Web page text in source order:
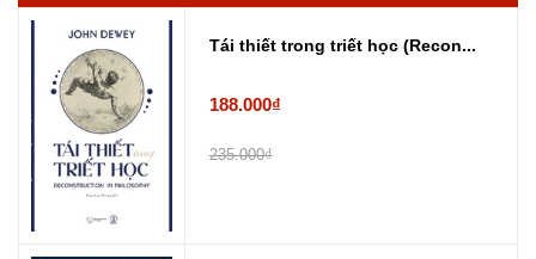
Tái thiết trong triết học (Recon...
188.000₫
235.000₫